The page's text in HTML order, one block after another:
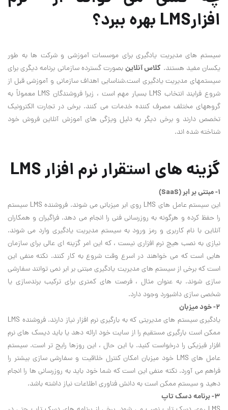
افزارLMS بهره ببرد؟
سیستم های مدیریت یادگیری برای موسسات آموزشی و شرکت ها به طور
یکسان مفید هستند. کلاس آنلاینبصورت گسترده سازمانی برنامه دیگری برای
سیستمهای مدیریت یادگیری است.شناسایی اهداف سازمانی و آموزشی قبل از
شروع فرایند انتخاب LMS بسیار مهم است ، زیرا فروشندگان LMS معمولاً به
گروههای مختلف مصرف کننده خدمات می کنند. برخی در تجارت الکترونیک
تخصص دارند و برخی دیگر به دلیل ویژگی های آموزش آنلاین فروش خود
شناخته شده اند.
گزینه های استقرار نرم افزار LMS
۱- مبتنی بر ابر (SaaS)
این سیستم عامل های LMS روی ابر میزبانی می شوند. فروشنده LMS سیستم
را حفظ کرده و هرگونه به روزرسانی فنی را انجام می دهد. فراگیران و همکاران
آنلاین با نام کاربری و رمز ورود به سیستم مدیریت یادگیری وارد می شوند.
نیازی به نصب هیچ نرم افزاری نیست ، که این امر گزینه ای عالی برای سازمان
هایی است که می خواهند در اسرع وقت شروع به کار کنند. نکته منفی این
است که برخی از سیستم های مدیریت یادگیری مبتنی بر ابر نمی توانند سفارشی
سازی شوند. به عنوان مثال ، فرصت های کمتری برای ترکیب برندسازی یا
شخصی سازی داشبورد وجود دارد.
۲- خود میزبان
یادگیری سیستم های مدیریتی که به بارگیری نرم افزار نیاز دارند. فروشنده LMS
ممکن است بارگیری مستقیم را از سایت خود ارائه دهد یا باید دیسک های نرم
افزار فیزیکی را درخواست کنید. با این حال ، این روزها رایج تر است. سیستم
عامل های LMS خود میزبان امکان کنترل خلاقیت و سفارشی سازی بیشتر را
فراهم می آورد. نکته منفی این است که شما خود باید به روزرسانی ها را انجام
دهید و سیستم ممکن است به دانش فناوری اطلاعات نیاز داشته باشد.
۳- برنامه دسک تاپ